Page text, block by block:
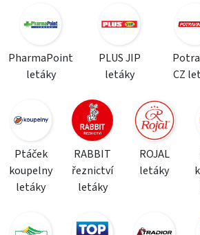
PharmaPoint
letáky
PLUS JIP
letáky
CZ
Ptáček
koupelny
letáky
RABBIT
řeznictví
letáky
ROJAL
letáky